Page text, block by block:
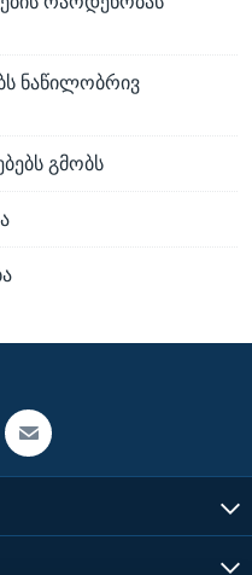
ნაწილობრივ
გმობს